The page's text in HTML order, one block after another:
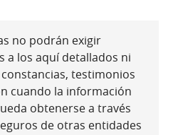
no podrán exigir
a los aquí detallados ni
testimonios
cuando la información
obtenerse a través
de otras entidades